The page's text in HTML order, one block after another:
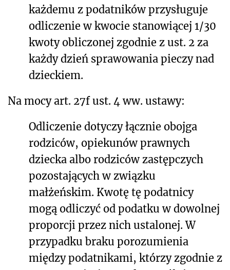
każdemu z podatników przysługuje
odliczenie w kwocie stanowiącej 1/30
kwoty obliczonej zgodnie z ust. 2 za
każdy dzień sprawowania pieczy nad
dzieckiem.
Na mocy art. 27f ust. 4 ww. ustawy:
Odliczenie dotyczy łącznie obojga
rodziców, opiekunów prawnych
dziecka albo rodziców zastępczych
pozostających w związku
małżeńskim. Kwotę tę podatnicy
mogą odliczyć od podatku w dowolnej
proporcji przez nich ustalonej. W
przypadku braku porozumienia
między podatnikami, którzy zgodnie z